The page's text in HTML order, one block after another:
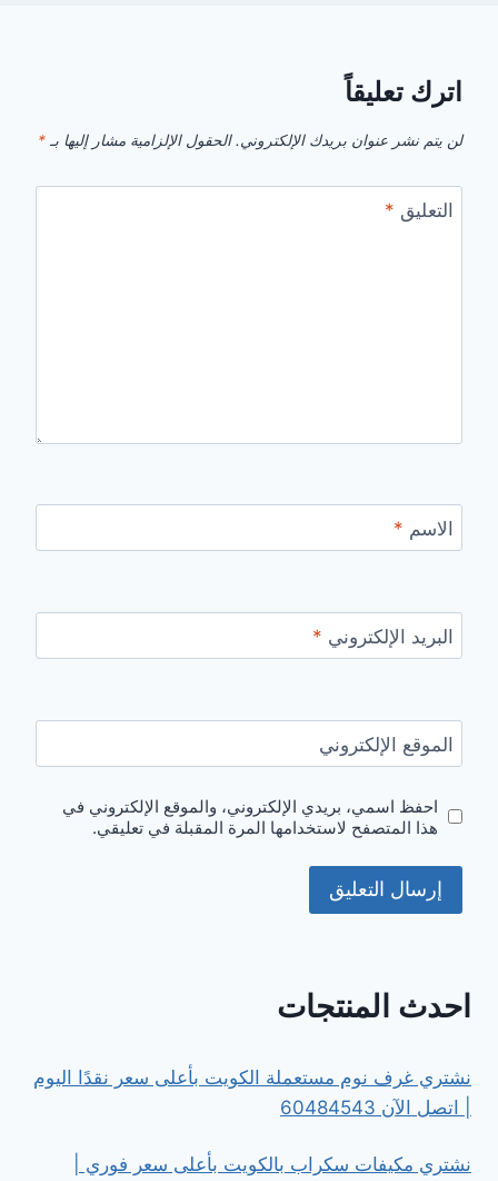
اترك تعليقاً
لن يتم نشر عنوان بريدك الإلكتروني. الحقول الإلزامية مشار إليها بـ *
التعليق *
الاسم *
البريد الإلكتروني *
الموقع الإلكتروني
احفظ اسمي، بريدي الإلكتروني، والموقع الإلكتروني في
هذا المتصفح لاستخدامها المرة المقبلة في تعليقي.
احدث المنتجات
نشتري غرف نوم مستعملة الكويت بأعلى سعر نقدًا اليوم
| اتصل الآن 60484543
نشتري مكيفات سكراب بالكويت بأعلى سعر فوري |